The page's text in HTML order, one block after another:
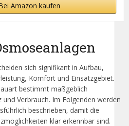
Amazon kaufen
sich signifikant in Aufbau,
Komfort und Einsatzgebiet.
bestimmt maßgeblich
Verbrauch. Im Folgenden werden
beschrieben, damit die
klar erkennbar sind.